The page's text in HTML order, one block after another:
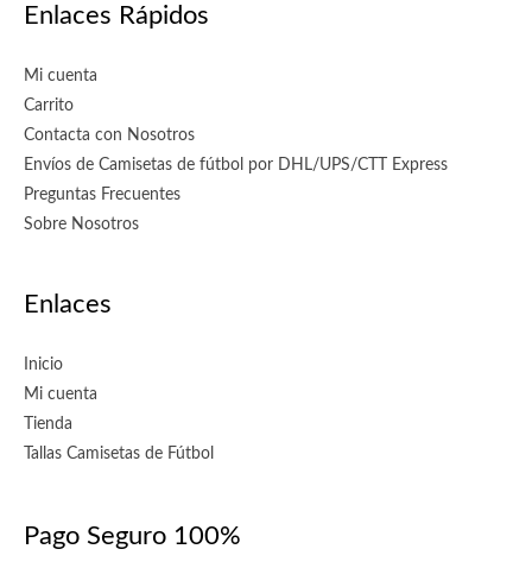
Enlaces Rápidos
Mi cuenta
Carrito
Contacta con Nosotros
Envíos de Camisetas de fútbol por DHL/UPS/CTT Express
Preguntas Frecuentes
Sobre Nosotros
Enlaces
Inicio
Mi cuenta
Tienda
Tallas Camisetas de Fútbol
Pago Seguro 100%